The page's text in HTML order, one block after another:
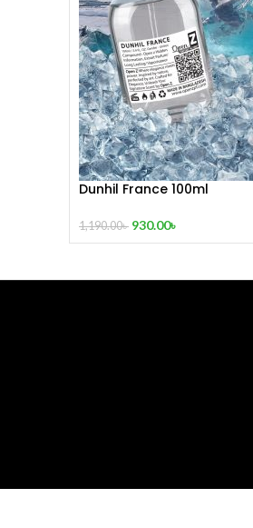
Dunhil France 100ml
1,190.00৳ 930.00৳